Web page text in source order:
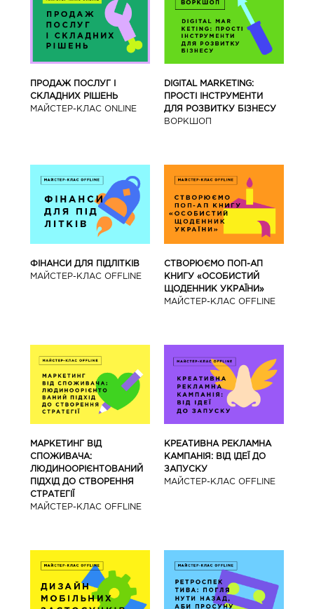
ПРОДАЖ ПОСЛУГ І
СКЛАДНИХ РІШЕНЬ
МАЙСТЕР-КЛАС ONLINE
DIGITAL MARKETING:
ПРОСТІ ІНСТРУМЕНТИ
ДЛЯ РОЗВИТКУ БІЗНЕСУ
ВОРКШОП
ФІНАНСИ ДЛЯ ПІДЛІТКІВ
МАЙCТЕР-КЛАС OFFLINE
СТВОРЮЄМО ПОП-АП
КНИГУ «ОСОБИСТИЙ
ЩОДЕННИК УКРАЇНИ»
МАЙCТЕР-КЛАС OFFLINE
МАРКЕТИНГ ВІД
СПОЖИВАЧА:
ЛЮДИНООРІЄНТОВАНИЙ
ПІДХІД ДО СТВОРЕННЯ
СТРАТЕГІЇ
МАЙCТЕР-КЛАС OFFLINE
КРЕАТИВНА РЕКЛАМНА
КАМПАНІЯ: ВІД ІДЕЇ ДО
ЗАПУСКУ
МАЙCТЕР-КЛАС OFFLINE